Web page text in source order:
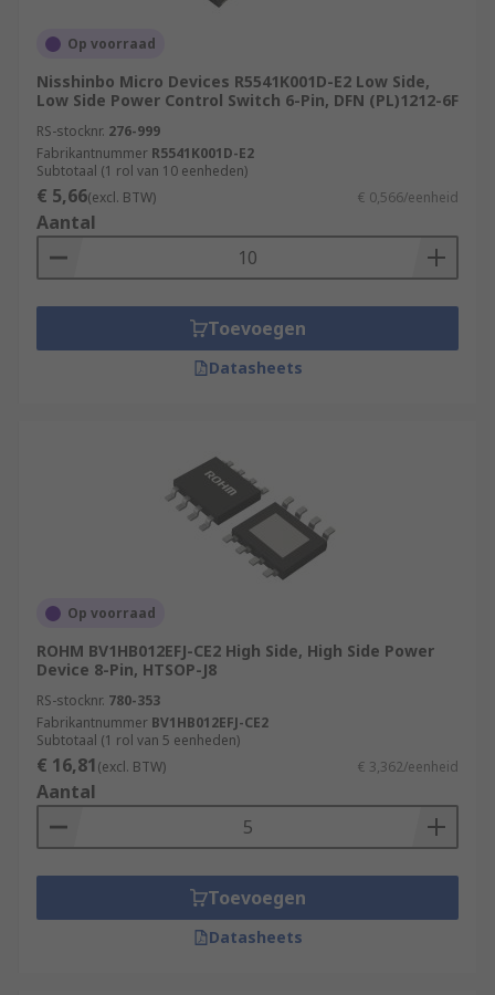
Op voorraad
Nisshinbo Micro Devices R5541K001D-E2 Low Side,
Low Side Power Control Switch 6-Pin, DFN (PL)1212-6F
RS-stocknr. 276-999
Fabrikantnummer R5541K001D-E2
Subtotaal (1 rol van 10 eenheden)
€ 5,66(excl. BTW) € 0,566/eenheid
Aantal
Toevoegen
Datasheets
Op voorraad
ROHM BV1HB012EFJ-CE2 High Side, High Side Power
Device 8-Pin, HTSOP-J8
RS-stocknr. 780-353
Fabrikantnummer BV1HB012EFJ-CE2
Subtotaal (1 rol van 5 eenheden)
€ 16,81(excl. BTW) € 3,362/eenheid
Aantal
Toevoegen
Datasheets